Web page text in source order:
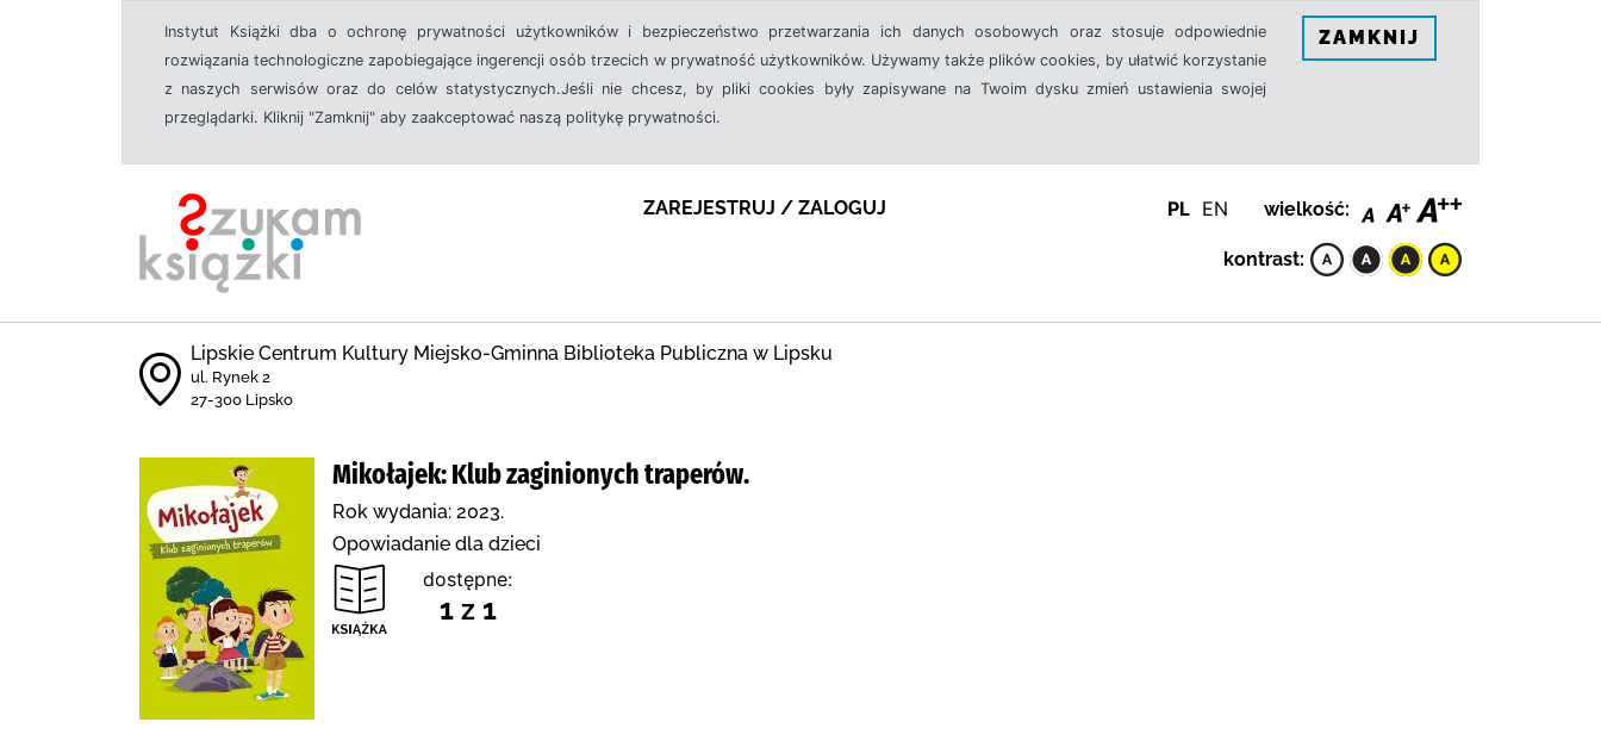
Instytut Książki dba o ochronę prywatności użytkowników i bezpieczeństwo przetwarzania ich danych osobowych oraz stosuje odpowiednie
rozwiązania technologiczne zapobiegające ingerencji osób trzecich w prywatność użytkowników. Używamy także plików cookies, by ułatwić korzystanie
z naszych serwisów oraz do celów statystycznych.Jeśli nie chcesz, by pliki cookies były zapisywane na Twoim dysku zmień ustawienia swojej
przeglądarki. Kliknij "Zamknij" aby zaakceptować naszą politykę prywatności.
ZAMKNIJ
ZAREJESTRUJ / ZALOGUJ PL EN wielkość:
kontrast:
Lipskie Centrum Kultury Miejsko-Gminna Biblioteka Publiczna w Lipsku
ul. Rynek 2
27-300 Lipsko
Mikołajek: Klub zaginionych traperów.
Rok wydania: 2023.
Opowiadanie dla dzieci
dostępne:
1 z 1